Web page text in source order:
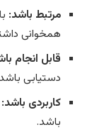
مرتبط باشد:با
همخوانی داشته
قابل انجام باشد:
دستیابی باشد.
کاربردی باشد:
باشد.